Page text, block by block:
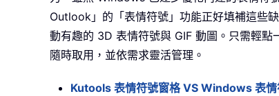
Outlook」的「表情符號」功能正好填補這些
動有趣的 3D 表情符號與 GIF 動圖。只需輕
隨時取用，並依需求靈活管理。
Kutools 表情符號窗格 VS Windows 表情